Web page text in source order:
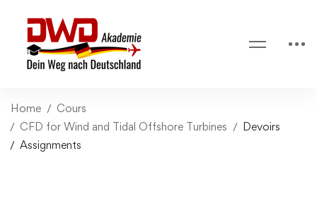
Home
Cours
CFD for Wind and Tidal Offshore Turbines
Devoirs
Assignments